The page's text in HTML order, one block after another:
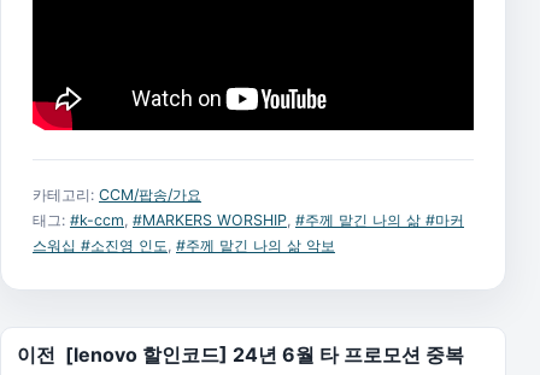
카테고리: CCM/팝송/가요
태그: #k-ccm, #MARKERS WORSHIP, #주께 맡긴 나의 삶 #마커
스워십 #소진영 인도, #주께 맡긴 나의 삶 악보
글 탐색
이전 [lenovo 할인코드] 24년 6월 타 프로모션 중복